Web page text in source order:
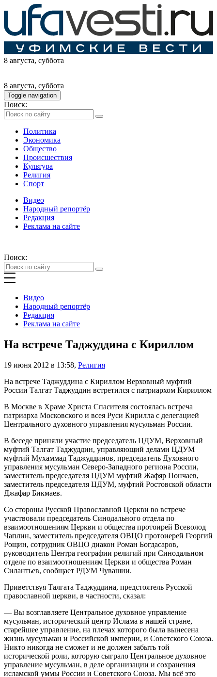
8 августа, суббота
8 августа, суббота
Toggle navigation
Поиск:
Политика
Экономика
Общество
Происшествия
Культура
Религия
Спорт
Видео
Народный репортёр
Редакция
Реклама на сайте
Поиск:
Видео
Народный репортёр
Редакция
Реклама на сайте
На встрече Таджуддина с Кириллом
19 июня 2012 в 13:58, Религия
На встрече Таджуддина с Кириллом Верховный муфтий
России Талгат Таджуддин встретился с патриархом Кириллом
В Москве в Храме Христа Спасителя состоялась встреча
патриарха Московского и всея Руси Кирилла с делегацией
Центрального духовного управления мусульман России.
В беседе приняли участие председатель ЦДУМ, Верховный
муфтий Талгат Таджуддин, управляющий делами ЦДУМ
муфтий Мухаммад Таджуддинов, председатель Духовного
управления мусульман Северо-Западного региона России,
заместитель председателя ЦДУМ муфтий Жафяр Пончаев,
заместитель председателя ЦДУМ, муфтий Ростовской области
Джафар Бикмаев.
Со стороны Русской Православной Церкви во встрече
участвовали председатель Синодального отдела по
взаимоотношениям Церкви и общества протоирей Всеволод
Чаплин, заместитель председателя ОВЦО протоиерей Георгий
Рощин, сотрудник ОВЦО диакон Роман Богдасаров,
руководитель Центра географии религий при Синодальном
отделе по взаимоотношениям Церкви и общества Роман
Силантьев, сообщает РДУМ Чувашии.
Приветствуя Талгата Таджуддина, предстоятель Русской
православной церкви, в частности, сказал:
— Вы возглавляете Центральное духовное управление
мусульман, исторический центр Ислама в нашей стране,
старейшее управление, на плечах которого была вынесена
жизнь мусульман и Российской империи, и Советского Союза.
Никто никогда не сможет и не должен забыть той
исторической роли, которую сыграло Центральное духовное
управление мусульман, в деле организации и сохранения
исламской уммы России и Советского Союза. Мы всё это